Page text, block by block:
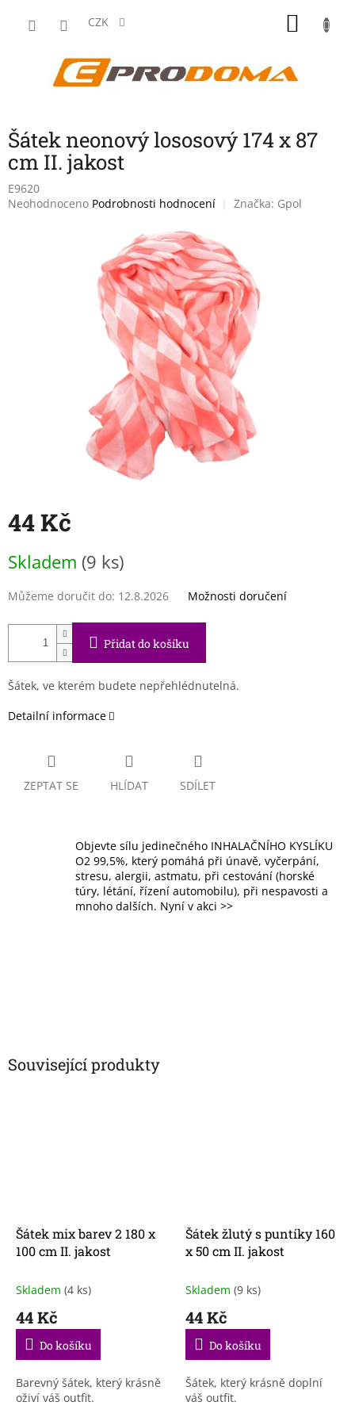
CZK
Šátek neonový lososový 174 x 87
cm II. jakost
E9620
Průměrné
Neohodnoceno Podrobnosti hodnocení Značka: Gpol
44 Kč
cena:
Skladem (9 ks)
Můžeme doručit do: 12.8.2026 Možnosti doručení
Přidat do košíku
Šátek, ve kterém budete nepřehlédnutelná.
Detailní informace
ZEPTAT SE HLÍDAT SDÍLET
Objevte sílu jedinečného INHALAČNÍHO KYSLÍKU
O2 99,5%, který pomáhá při únavě, vyčerpání,
stresu, alergii, astmatu, při cestování (horské
túry, létání, řízení automobilu), při nespavosti a
mnoho dalších. Nyní v akci >>
Související produkty
Šátek mix barev 2 180 x
100 cm II. jakost
Skladem (4 ks)
44 Kč
Do košíku
Barevný šátek, který krásně
oživí váš outfit.
Šátek žlutý s puntíky 160
x 50 cm II. jakost
Skladem (9 ks)
44 Kč
Do košíku
Šátek, který krásně doplní
váš outfit.